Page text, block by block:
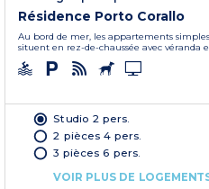
Résidence Porto Corallo
Au bord de mer, les appartements
situent en rez-de-chaussée avec véranda
Studio 2 pers.
2 pièces 4 pers.
3 pièces 6 pers.
VOIR PLUS DE